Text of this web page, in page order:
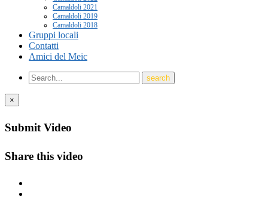
Camaldoli 2021
Camaldoli 2019
Camaldoli 2018
Gruppi locali
Contatti
Amici del Meic
×
Submit Video
Share this video